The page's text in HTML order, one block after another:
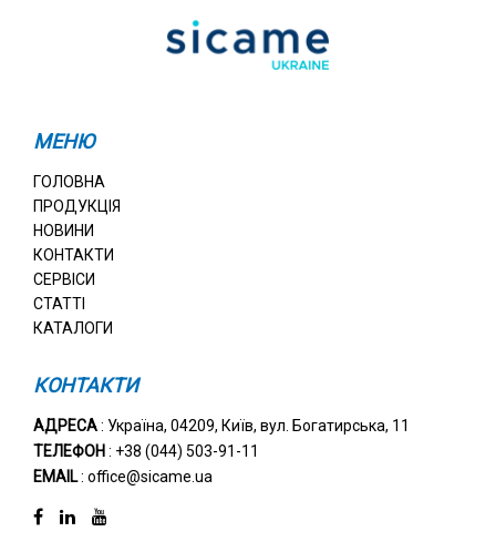
МЕНЮ
ГОЛОВНА
ПРОДУКЦІЯ
НОВИНИ
КОНТАКТИ
СЕРВІСИ
СТАТТІ
КАТАЛОГИ
КОНТАКТИ
АДРЕСА: Україна, 04209, Київ, вул. Богатирська, 11
ТЕЛЕФОН : +38 (044) 503-91-11
EMAIL: office@sicame.ua